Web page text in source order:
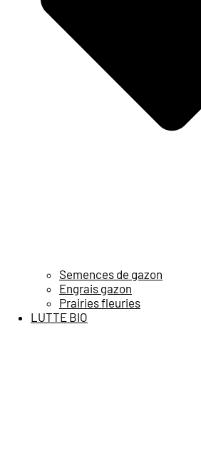
Semences de gazon
Engrais gazon
Prairies fleuries
LUTTE BIO